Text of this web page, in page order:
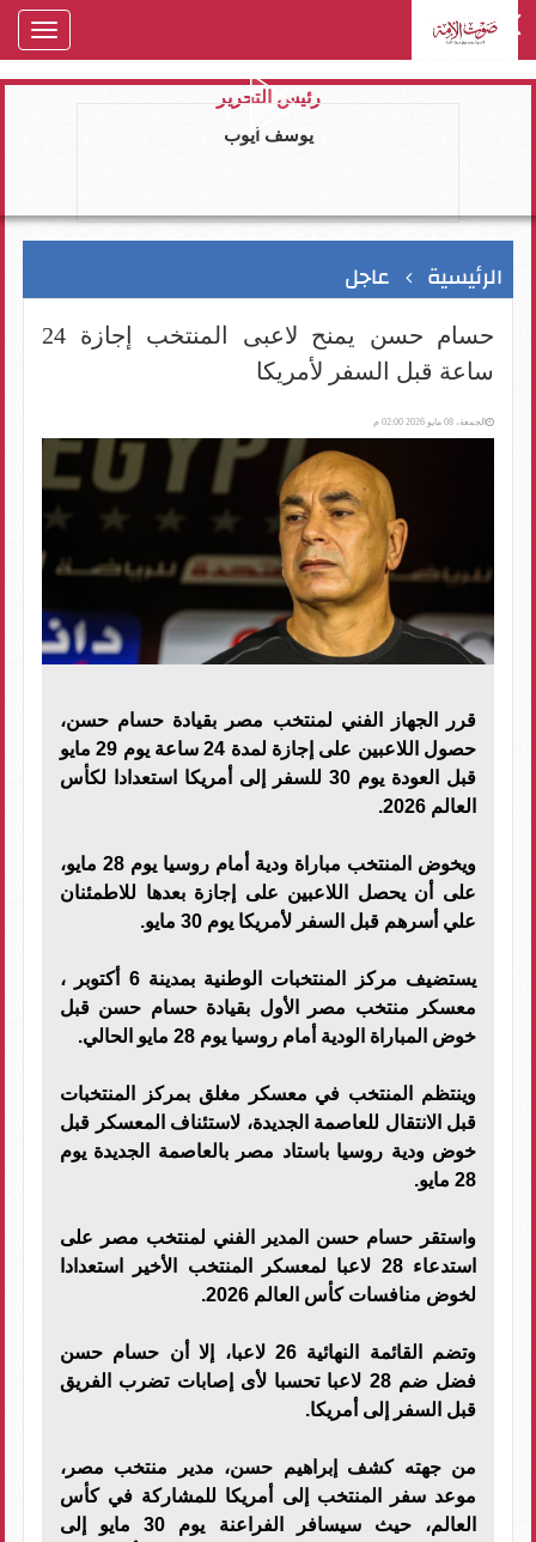
رئيس التحرير
يوسف ايوب
الرئيسية عاجل
حسام حسن يمنح لاعبى المنتخب إجازة 24
ساعة قبل السفر لأمريكا
الجمعة، 08 مايو 2026 02:00 م
قرر الجهاز الفني لمنتخب مصر بقيادة حسام حسن،
حصول اللاعبين على إجازة لمدة 24 ساعة يوم 29 مايو
قبل العودة يوم 30 للسفر إلى أمريكا استعدادا لكأس
العالم 2026.
ويخوض المنتخب مباراة ودية أمام روسيا يوم 28 مايو،
على أن يحصل اللاعبين على إجازة بعدها للاطمئنان
علي أسرهم قبل السفر لأمريكا يوم 30 مايو.
يستضيف مركز المنتخبات الوطنية بمدينة 6 أكتوبر ،
معسكر منتخب مصر الأول بقيادة حسام حسن قبل
خوض المباراة الودية أمام روسيا يوم 28 مايو الحالي.
وينتظم المنتخب في معسكر مغلق بمركز المنتخبات
قبل الانتقال للعاصمة الجديدة، لاستئناف المعسكر قبل
خوض ودية روسيا باستاد مصر بالعاصمة الجديدة يوم
28 مايو.
واستقر حسام حسن المدير الفني لمنتخب مصر على
استدعاء 28 لاعبا لمعسكر المنتخب الأخير استعدادا
لخوض منافسات كأس العالم 2026.
وتضم القائمة النهائية 26 لاعبا، إلا أن حسام حسن
فضل ضم 28 لاعبا تحسبا لأى إصابات تضرب الفريق
قبل السفر إلى أمريكا.
من جهته كشف إبراهيم حسن، مدير منتخب مصر،
موعد سفر المنتخب إلى أمريكا للمشاركة في كأس
العالم، حيث سيسافر الفراعنة يوم 30 مايو إلى